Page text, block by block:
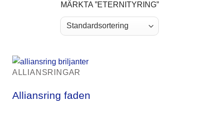
MÄRKTA ”ETERNITYRING”
ALLIANSRINGAR
Alliansring faden